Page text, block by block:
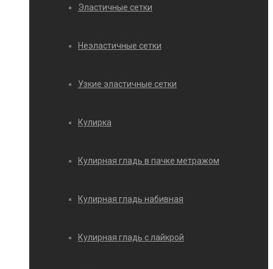
Эластичные сетки
Неэластичные сетки
Узкие эластичные сетки
Кулирка
Кулирная гладь в пачке метражом
Кулирная гладь набивная
Кулирная гладь с лайкрой